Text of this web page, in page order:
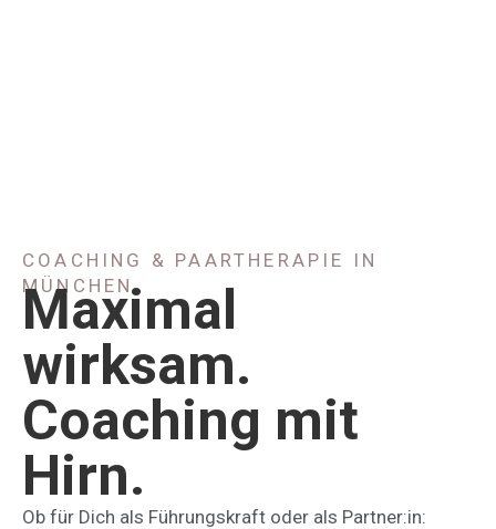
COACHING & PAARTHERAPIE IN
MÜNCHEN
Maximal
wirksam.
Coaching mit
Hirn.
Ob für Dich als Führungskraft oder als Partner:in: